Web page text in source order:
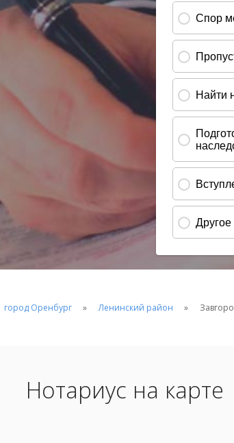
город Оренбург Ленинский район
Нотариус на карте